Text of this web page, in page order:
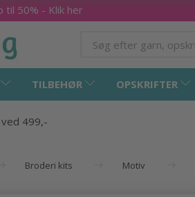
til 50% - Klik her
TILBEHØR OPSKRIFTER
499,-
Broderi kits Motiv